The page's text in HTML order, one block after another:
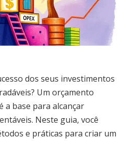
dos seus investimentos
Um orçamento
a base para alcançar
Neste guia, você
e práticas para criar um